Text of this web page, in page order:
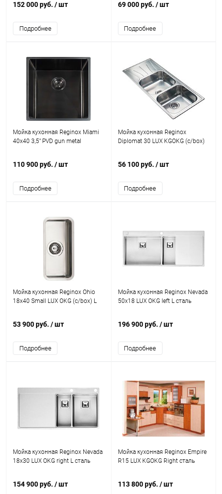
152 000 руб. / шт
Подробнее
69 000 руб. / шт
Подробнее
Мойка кухонная Reginox Miami
40x40 3,5" PVD gun metal
110 900 руб. / шт
Подробнее
Мойка кухонная Reginox
Diplomat 30 LUX KGOKG (c/box)
56 100 руб. / шт
Подробнее
Мойка кухонная Reginox Ohio
18x40 Small LUX OKG (c/box) L
53 900 руб. / шт
Подробнее
Мойка кухонная Reginox Nevada
50x18 LUX OKG left L сталь
196 900 руб. / шт
Подробнее
Мойка кухонная Reginox Nevada
18x30 LUX OKG right L сталь
154 900 руб. / шт
Мойка кухонная Reginox Empire
R15 LUX KGOKG Right сталь
113 800 руб. / шт